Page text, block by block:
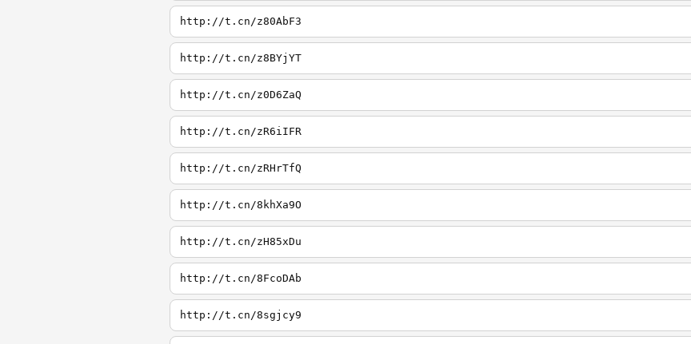
http://t.cn/z80AbF3
http://t.cn/z8BYjYT
http://t.cn/z0D6ZaQ
http://t.cn/zR6iIFR
http://t.cn/zRHrTfQ
http://t.cn/8khXa9O
http://t.cn/zH85xDu
http://t.cn/8FcoDAb
http://t.cn/8sgjcy9